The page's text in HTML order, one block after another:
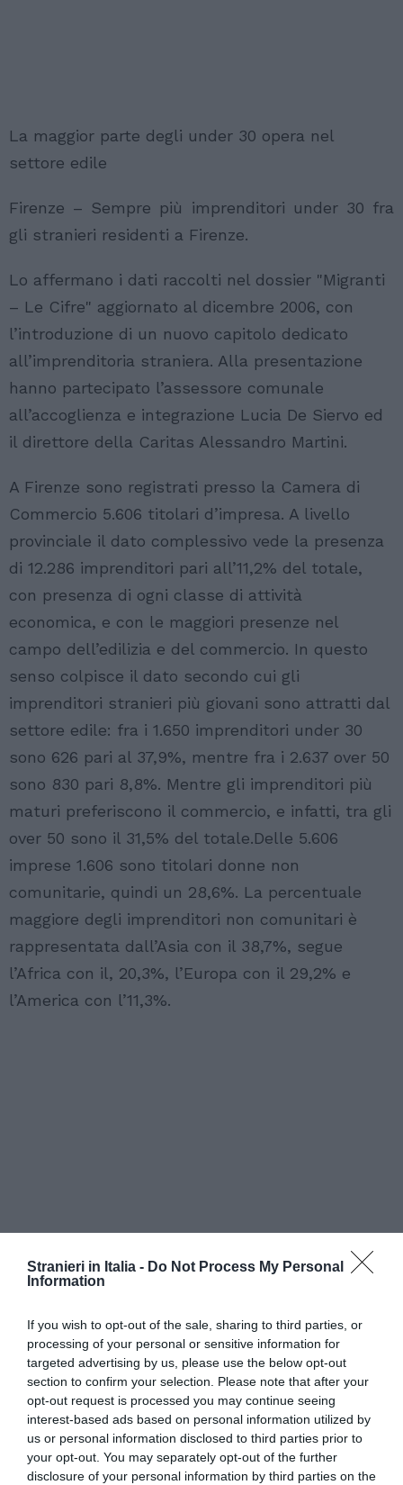
Stranieri in Italia - Do Not Process My Personal
Information
If you wish to opt-out of the sale, sharing to third parties, or
processing of your personal or sensitive information for
targeted advertising by us, please use the below opt-out
section to confirm your selection. Please note that after your
opt-out request is processed you may continue seeing
interest-based ads based on personal information utilized by
us or personal information disclosed to third parties prior to
your opt-out. You may separately opt-out of the further
disclosure of your personal information by third parties on the
La maggior parte degli under 30 opera nel
settore edile
Firenze – Sempre più imprenditori under 30 fra
gli stranieri residenti a Firenze.
Lo affermano i dati raccolti nel dossier "Migranti
– Le Cifre" aggiornato al dicembre 2006, con
l’introduzione di un nuovo capitolo dedicato
all’imprenditoria straniera. Alla presentazione
hanno partecipato l’assessore comunale
all’accoglienza e integrazione Lucia De Siervo ed
il direttore della Caritas Alessandro Martini.
A Firenze sono registrati presso la Camera di
Commercio 5.606 titolari d’impresa. A livello
provinciale il dato complessivo vede la presenza
di 12.286 imprenditori pari all’11,2% del totale,
con presenza di ogni classe di attività
economica, e con le maggiori presenze nel
campo dell’edilizia e del commercio. In questo
senso colpisce il dato secondo cui gli
imprenditori stranieri più giovani sono attratti dal
settore edile: fra i 1.650 imprenditori under 30
sono 626 pari al 37,9%, mentre fra i 2.637 over 50
sono 830 pari 8,8%. Mentre gli imprenditori più
maturi preferiscono il commercio, e infatti, tra gli
over 50 sono il 31,5% del totale.Delle 5.606
imprese 1.606 sono titolari donne non
comunitarie, quindi un 28,6%. La percentuale
maggiore degli imprenditori non comunitari è
rappresentata dall’Asia con il 38,7%, segue
l’Africa con il, 20,3%, l’Europa con il 29,2% e
l’America con l’11,3%.
"Emerge in modo chiaro – ha commentato la De